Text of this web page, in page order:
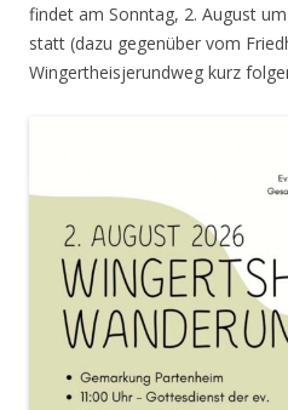
findet am Sonntag, 2. August
statt (dazu gegenüber vom
Wingertheisjerundweg kurz